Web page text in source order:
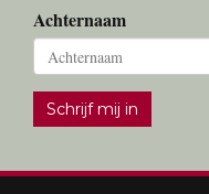
Achternaam
Schrijf mij in